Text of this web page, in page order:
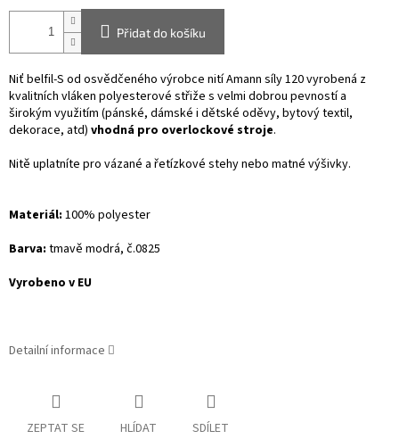
Přidat do košíku
Niť belfil-S od osvědčeného výrobce nití Amann síly 120 vyrobená z
kvalitních vláken polyesterové střiže s velmi dobrou pevností a
širokým využitím (pánské, dámské i dětské oděvy, bytový textil,
dekorace, atd) vhodná pro overlockové stroje.
Nitě uplatníte pro vázané a řetízkové stehy nebo matné výšivky.
Materiál: 100% polyester
Barva: tmavě modrá, č.0825
Vyrobeno v EU
Detailní informace
ZEPTAT SE HLÍDAT SDÍLET